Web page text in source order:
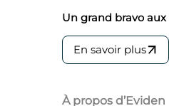
Un grand bravo
En savoir plus
À propos d’Eviden